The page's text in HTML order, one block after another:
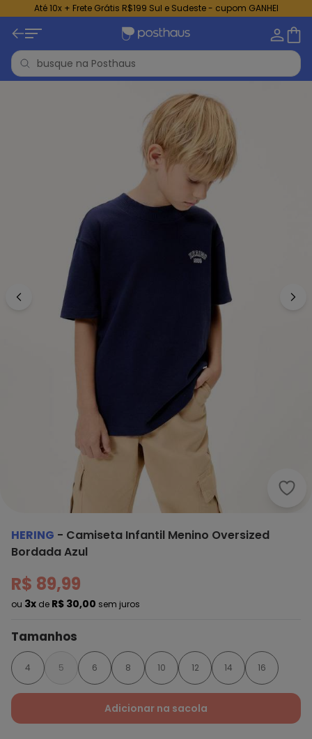
Até 10x + Frete Grátis R$199 Sul e Sudeste - cupom GANHEI
HERING - Camiseta Infantil Menino Oversized
Bordada Azul
R$ 89,99
ou 3x de R$ 30,00 sem juros
Tamanhos
4 5 6 8 10 12 14 16
Adicionar na sacola